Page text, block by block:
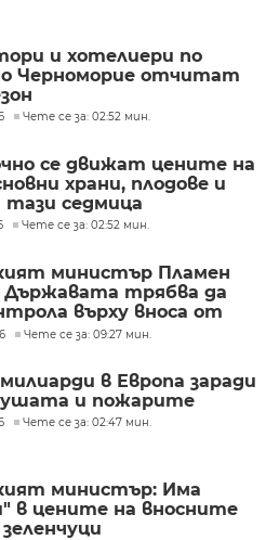
и хотелиери по
Черноморие отчитат
Чете се за: 02:52 мин.
се движат цените на
храни, плодове и
тази седмица
Чете се за: 02:52 мин.
министър Пламен
Държавата трябва да
върху вноса от
Чете се за: 09:27 мин.
в Европа заради
и пожарите
Чете се за: 02:47 мин.
министър: Има
в цените на вносните